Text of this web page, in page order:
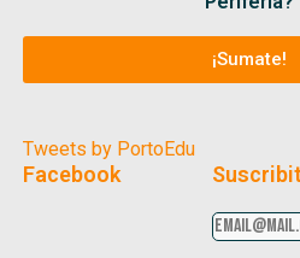
¡Sumate!
Tweets by PortoEdu
Facebook